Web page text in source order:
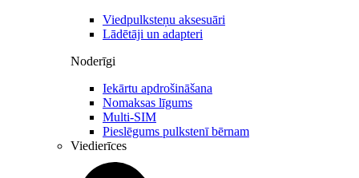
Viedpulksteņu aksesuāri
Lādētāji un adapteri
Noderīgi
Iekārtu apdrošināšana
Nomaksas līgums
Multi-SIM
Pieslēgums pulkstenī bērnam
Viedierīces